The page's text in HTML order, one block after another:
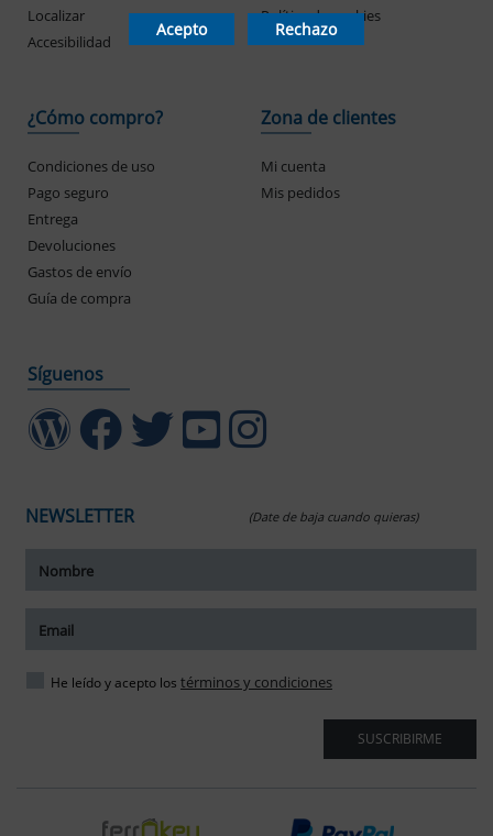
Localizar
Accesibilidad
Política de cookies
¿Cómo compro?
Condiciones de uso
Pago seguro
Entrega
Devoluciones
Gastos de envío
Guía de compra
Zona de clientes
Mi cuenta
Mis pedidos
Síguenos
NEWSLETTER (Date de baja cuando quieras)
He leído y acepto los términos y condiciones
SUSCRIBIRME
Acepto Rechazo
tamaño del texto
del texto
espaciado del texto